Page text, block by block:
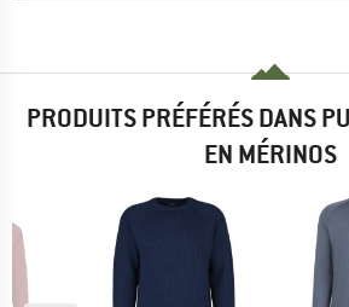
PRODUITS PRÉFÉRÉS DANS
EN MÉRINOS